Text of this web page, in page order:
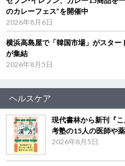
のカレーフェス”を開催中
2026年8月6日
横浜高島屋で「韓国市場」がスタ
が集結
2026年8月5日
ヘルスケア
現代書林から新刊『
考塾の15人の医師や
2026年8月5日